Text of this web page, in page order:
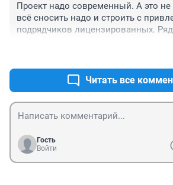
Проект надо современный. А это
всё сносить надо и строить с
подрядчиков лицензированных.
Читать все
Гость
Войти